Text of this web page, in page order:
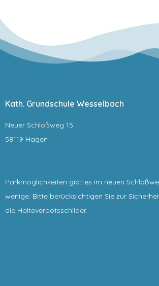
Kath. Grundschule Wesselbach
Neuer Schloßweg 15
58119 Hagen
Parkmöglichkeiten gibt es im neuen
wenige. Bitte berücksichtigen Sie zur
die Halteverbotsschilder.